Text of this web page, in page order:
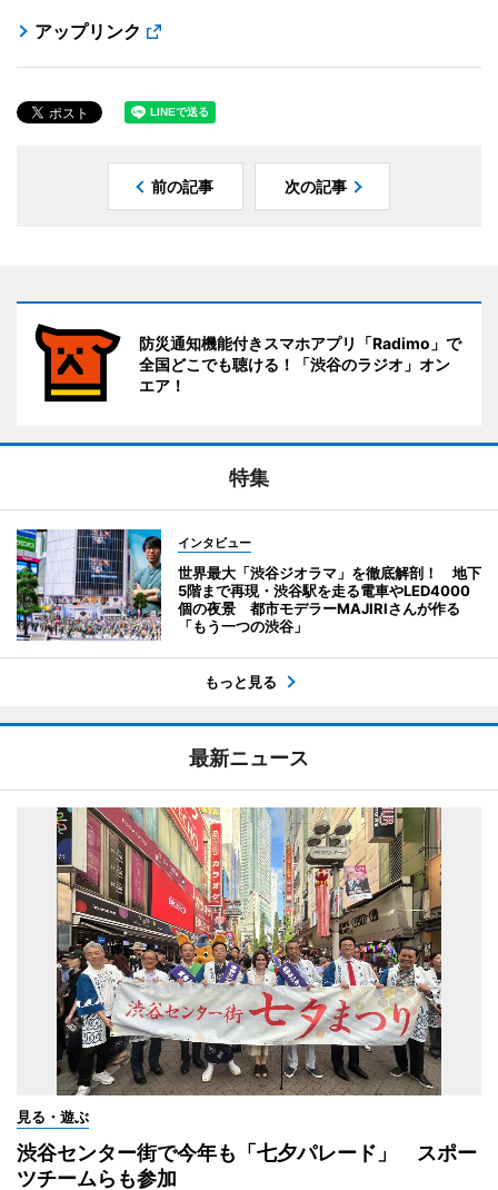
アップリンク
前の記事 次の記事
防災通知機能付きスマホアプリ「Radimo」で
全国どこでも聴ける！「渋谷のラジオ」オン
エア！
特集
インタビュー
世界最大「渋谷ジオラマ」を徹底解剖！ 地下
5階まで再現・渋谷駅を走る電車やLED4000
個の夜景 都市モデラーMAJIRIさんが作る
「もう一つの渋谷」
もっと見る
最新ニュース
見る・遊ぶ
渋谷センター街で今年も「七夕パレード」 スポー
ツチームらも参加